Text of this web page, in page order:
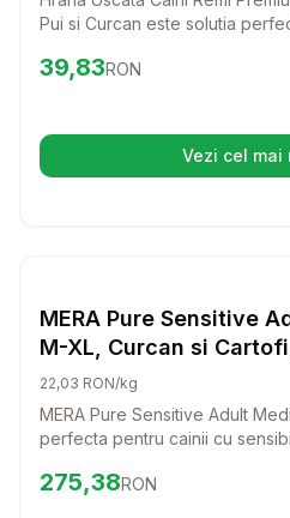
Pui si Curcan este solutia
nutrienti si proteine premium,
Preț:39.83
39,83RON
Vezi cel mai
MERA Pure Sensitive
M-XL, Curcan si
cereale caini, alergii,
22,03 RON/kg
MERA Pure Sensitive Adult
perfecta pentru cainii cu
uscata fara cereale ofera o
Preț: 275.38 RON
275,38RON